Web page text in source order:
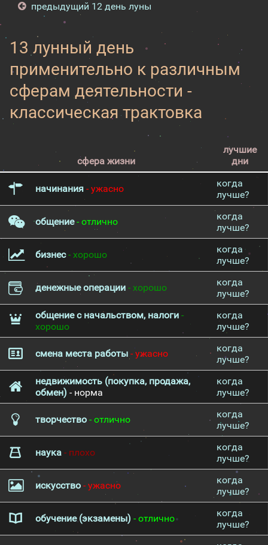
предыдущий 12 день луны
13 лунный день
применительно к различным
сферам деятельности -
классическая трактовка
сфера жизни
лучшие
дни
начинания - ужасно
когда
лучше?
общение- отлично
когда
лучше?
бизнес- хорошо
когда
лучше?
денежные операции - хорошо
когда
лучше?
общение с начальством, налоги -
хорошо
когда
лучше?
смена места работы - ужасно
когда
лучше?
недвижимость (покупка, продажа,
обмен) - норма
когда
лучше?
творчество - отлично
когда
лучше?
наука - плохо
когда
лучше?
искусство - ужасно
когда
лучше?
обучение (экзамены) - отлично
когда
лучше?